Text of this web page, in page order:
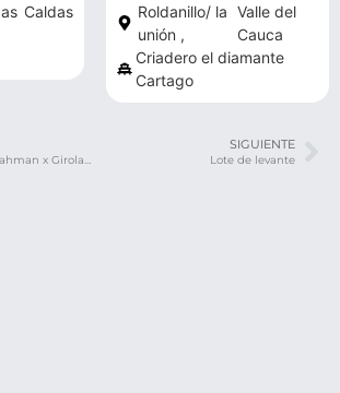
Caldas
Roldanillo/ la
unión ,
Valle del
Cauca
Criadero el diamante
Cartago
SIGUIENTE
Lote de levante